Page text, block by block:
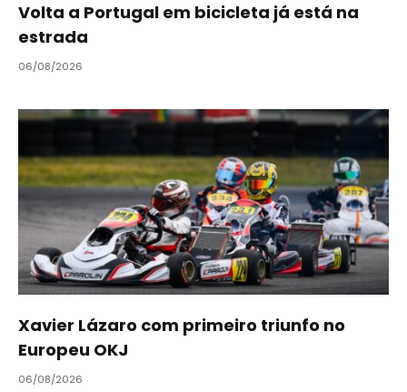
Volta a Portugal em bicicleta já está na
estrada
06/08/2026
Xavier Lázaro com primeiro triunfo no
Europeu OKJ
06/08/2026